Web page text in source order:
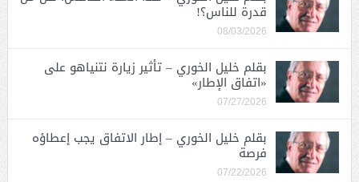
قدرة للناس؟!
08/03/2026
بقلم خليل الخوري – تأثير زيارة نتنياهو على
«اتفاق الإطار»
07/27/2026
بقلم خليل الخوري – إطار الاتفاق يجب إعطاؤه
فرصة
07/22/2026